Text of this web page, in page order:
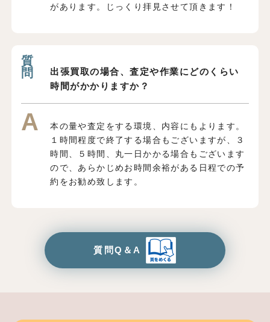
があります。じっくり拝見させて頂きます！
出張買取の場合、査定や作業にどのくらい
時間がかかりますか？
本の量や査定をする環境、内容にもよります。
１時間程度で終了する場合もございますが、３
時間、５時間、丸一日かかる場合もございます
ので、あらかじめお時間余裕がある日程での予
約をお勧め致します。
質問Q＆A